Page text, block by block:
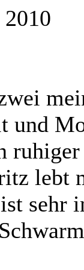
und
lebt
sehr